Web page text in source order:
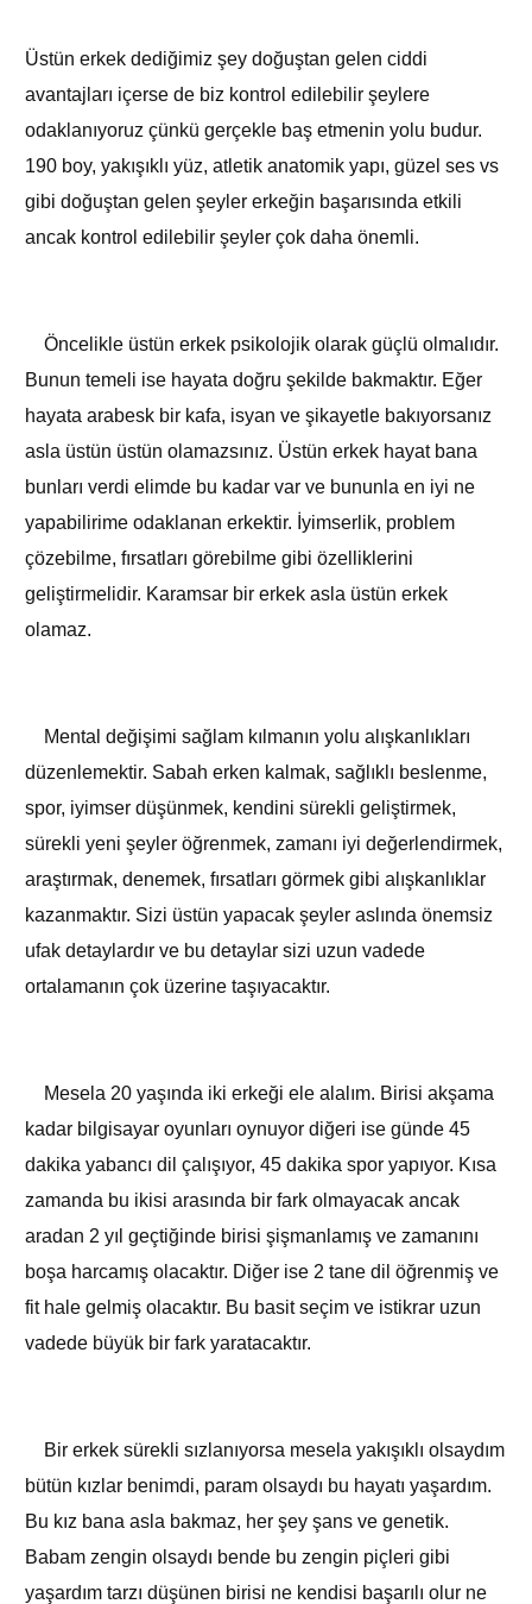
Üstün erkek dediğimiz şey doğuştan gelen ciddi
avantajları içerse de biz kontrol edilebilir şeylere
odaklanıyoruz çünkü gerçekle baş etmenin yolu budur.
190 boy, yakışıklı yüz, atletik anatomik yapı, güzel ses vs
gibi doğuştan gelen şeyler erkeğin başarısında etkili
ancak kontrol edilebilir şeyler çok daha önemli.
Öncelikle üstün erkek psikolojik olarak güçlü olmalıdır.
Bunun temeli ise hayata doğru şekilde bakmaktır. Eğer
hayata arabesk bir kafa, isyan ve şikayetle bakıyorsanız
asla üstün üstün olamazsınız. Üstün erkek hayat bana
bunları verdi elimde bu kadar var ve bununla en iyi ne
yapabilirime odaklanan erkektir. İyimserlik, problem
çözebilme, fırsatları görebilme gibi özelliklerini
geliştirmelidir. Karamsar bir erkek asla üstün erkek
olamaz.
Mental değişimi sağlam kılmanın yolu alışkanlıkları
düzenlemektir. Sabah erken kalmak, sağlıklı beslenme,
spor, iyimser düşünmek, kendini sürekli geliştirmek,
sürekli yeni şeyler öğrenmek, zamanı iyi değerlendirmek,
araştırmak, denemek, fırsatları görmek gibi alışkanlıklar
kazanmaktır. Sizi üstün yapacak şeyler aslında önemsiz
ufak detaylardır ve bu detaylar sizi uzun vadede
ortalamanın çok üzerine taşıyacaktır.
Mesela 20 yaşında iki erkeği ele alalım. Birisi akşama
kadar bilgisayar oyunları oynuyor diğeri ise günde 45
dakika yabancı dil çalışıyor, 45 dakika spor yapıyor. Kısa
zamanda bu ikisi arasında bir fark olmayacak ancak
aradan 2 yıl geçtiğinde birisi şişmanlamış ve zamanını
boşa harcamış olacaktır. Diğer ise 2 tane dil öğrenmiş ve
fit hale gelmiş olacaktır. Bu basit seçim ve istikrar uzun
vadede büyük bir fark yaratacaktır.
Bir erkek sürekli sızlanıyorsa mesela yakışıklı olsaydım
bütün kızlar benimdi, param olsaydı bu hayatı yaşardım.
Bu kız bana asla bakmaz, her şey şans ve genetik.
Babam zengin olsaydı bende bu zengin piçleri gibi
yaşardım tarzı düşünen birisi ne kendisi başarılı olur ne